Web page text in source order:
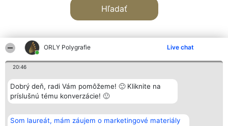
ORLY Polygrafie Live chat
20:46
Dobrý deň, radi Vám pomôžeme! 🙂 Kliknite na
príslušnú tému konverzácie! 🙂
Som laureát, mám záujem o marketingové materiály
Hľadať
Organizátor hodnotenia
Bright Side Solutions sp. z o.
o. sp. k.
Wrocław 50-079
KRS 0000749100 | Regon
Hodnotenie
Laureáti
Lista
Laureatów
Podmienky
Kontakt
Kontakt